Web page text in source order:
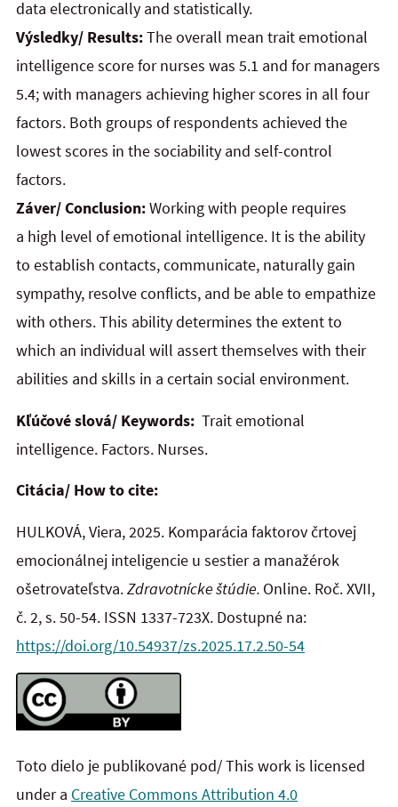
data electronically and statistically.
Výsledky/ Results:The overall mean trait emotional
intelligence score for nurses was 5.1 and for managers
5.4; with managers achieving higher scores in all four
factors. Both groups of respondents achieved the
lowest scores in the sociability and self-control
factors.
Záver/ Conclusion:Working with people requires
a high level of emotional intelligence. It is the ability
to establish contacts, communicate, naturally gain
sympathy, resolve conflicts, and be able to empathize
with others. This ability determines the extent to
which an individual will assert themselves with their
abilities and skills in a certain social environment.
Kľúčové slová/ Keywords: Trait emotional
intelligence. Factors. Nurses.
Citácia/ How to cite:
HULKOVÁ, Viera, 2025. Komparácia faktorov črtovej
emocionálnej inteligencie u sestier a manažérok
ošetrovateľstva.Zdravotnícke štúdie. Online. Roč. XVII,
č. 2, s. 50-54. ISSN 1337-723X. Dostupné na:
https://doi.org/10.54937/zs.2025.17.2.50-54
Toto dielo je publikované pod/ This work is licensed
under a Creative Commons Attribution 4.0